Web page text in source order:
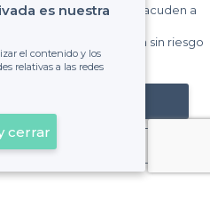
millón de visitantes que acuden a
pagas una cantidad fija sin riesgo
la factura.
cliente
es nuestra
el contenido y los
relativas a las redes
cerrar